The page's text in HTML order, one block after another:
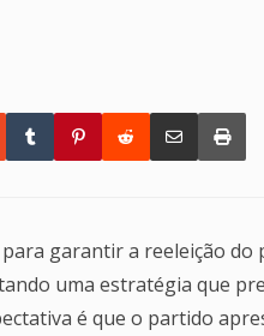
garantir a reeleição do
uma estratégia que
é que o partido